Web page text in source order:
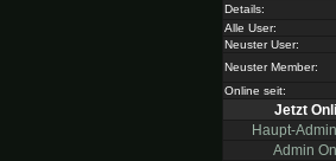
Details:
Alle User:
Neuster User:
Neuster Member:
Online seit:
Jetzt
Haupt-
Admin